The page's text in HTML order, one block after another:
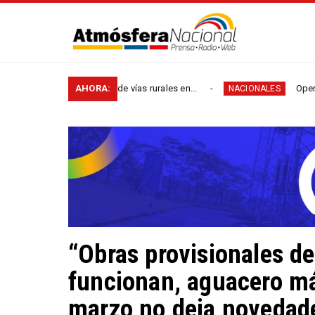
AHORA:
kilómetros de vías rurales en... NACIONALES Operación contra
“Obras provisionales
funcionan, aguacero